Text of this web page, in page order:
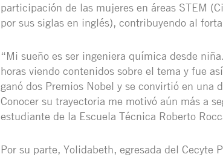
participación de las mujeres en áreas STEM
por sus siglas en inglés), contribuyendo al
“Mi sueño es ser ingeniera química desde
horas viendo contenidos sobre el tema y fue
ganó dos Premios Nobel y se convirtió en una
Conocer su trayectoria me motivó aún más a
estudiante de la Escuela Técnica Roberto
Por su parte, Yolidabeth, egresada del Cecyte